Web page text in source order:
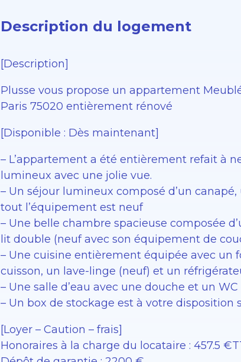
Description du logement
[Description]
Plusse vous propose un appartement
Paris 75020 entièrement rénové
[Disponible : Dès maintenant]
– L’appartement a été entièrement refait à
lumineux avec une jolie vue.
– Un séjour lumineux composé d’un
tout l’équipement est neuf
– Une belle chambre spacieuse composée
lit double (neuf avec son équipement de
– Une cuisine entièrement équipée avec un
cuisson, un lave-linge (neuf) et un
– Une salle d’eau avec une douche et un WC
– Un box de stockage est à votre disposition
[Loyer – Caution – frais]
Honoraires à la charge du locataire : 457.5